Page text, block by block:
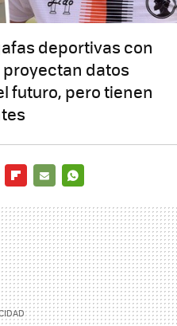
deportivas con
datos
futuro, pero tienen
MAIL